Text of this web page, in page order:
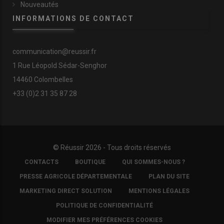
L’utilisation d’un tracteur de 220 chevaux équipé d’un gros
Laisney
Nouveautés
INFORMATIONS DE CONTACT
communication@reussir.fr
1 Rue Léopold Sédar-Senghor
14460 Colombelles
+33 (0)2 31 35 87 28
© Réussir 2026 - Tous droits réservés
FOOTER
COPYRIGHT
CONTACTS BOUTIQUE QUI SOMMES-NOUS ?
PRESSE AGRICOLE DÉPARTEMENTALE PLAN DU SITE
MARKETING DIRECT SOLUTION MENTIONS LÉGALES
POLITIQUE DE CONFIDENTIALITÉ
MODIFIER MES PRÉFÉRENCES COOKIES